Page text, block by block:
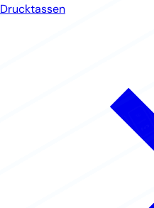
Drucktassen